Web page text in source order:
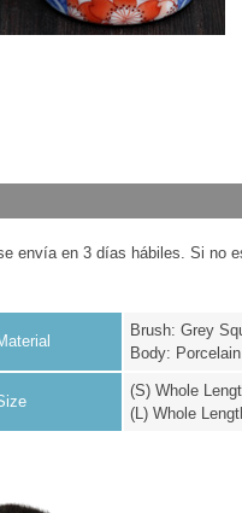
envía en 3 días hábiles. Si no
Brush: Grey
Body:
(S) Whole
(L) Whole